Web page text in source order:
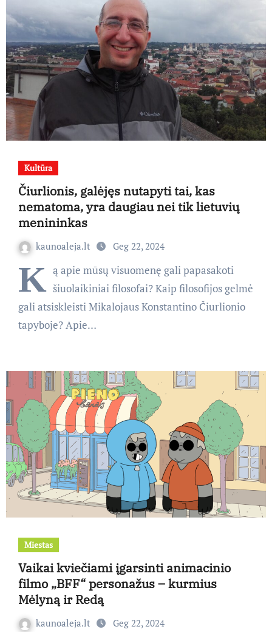
Kultūra
Čiurlionis, galėjęs nutapyti tai, kas
nematoma, yra daugiau nei tik lietuvių
menininkas
kaunoaleja.lt Geg 22, 2024
K ą apie mūsų visuomenę gali papasakoti
šiuolaikiniai filosofai? Kaip filosofijos gelmė
gali atsiskleisti Mikalojaus Konstantino Čiurlionio
tapyboje? Apie…
Miestas
Vaikai kviečiami įgarsinti animacinio
filmo „BFF“ personažus – kurmius
Mėlyną ir Redą
kaunoaleja.lt Geg 22, 2024